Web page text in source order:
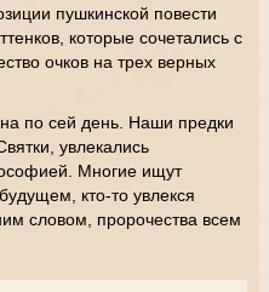
пушкинской повести
которые сочетались с
очков на трех верных
по сей день. Наши предки
увлекались
Многие ищут
кто-то увлекся
словом, пророчества всем